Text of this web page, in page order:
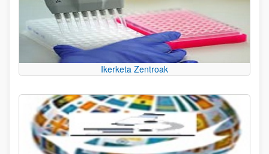
Ikerketa Zentroak